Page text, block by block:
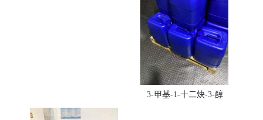
3-甲基-1-十二炔-3-醇